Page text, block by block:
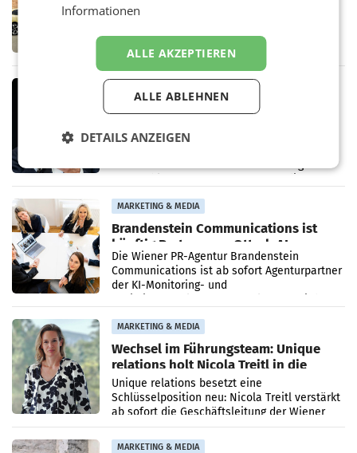
überschreitet die 100.000er-Marke
wichtigen Meilenstein und lieferte weltweit
101.267 Fahrzeuge aus, womit sich das
Ergebnis gegenüber Juli 2025 mehr als
verdoppelte (+102
Stiftungsrat Lederer wehrt sich in
Mehrere Themen beschäftigen derzeit den
MARKETING & MEDIA
Brandenstein Communications ist
künftig Partner von OtterlyAI
Die Wiener PR-Agentur Brandenstein
Communications ist ab sofort Agenturpartner
der KI-Monitoring- und
MARKETING & MEDIA
Wechsel im Führungsteam: Unique
relations holt Nicola Treitl in die
Geschäftsleitung
Unique relations besetzt eine
Schlüsselposition neu: Nicola Treitl verstärkt
ab sofort die Geschäftsleitung der Wiener
PR-Agentur an der Seite von Josef Kalina und
Anna Kalina-Mahr.
MARKETING & MEDIA
Informationen
ALLE AKZEPTIEREN
ALLE ABLEHNEN
DETAILS ANZEIGEN